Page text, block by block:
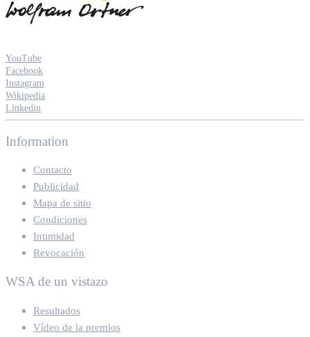
YouTube
Facebook
Instagram
Wikipedia
Linkedin
Information
Contacto
Publicidad
Mapa de sitio
Condiciones
Intimidad
Revocación
WSA de un vistazo
Resultados
Vídeo de la premios